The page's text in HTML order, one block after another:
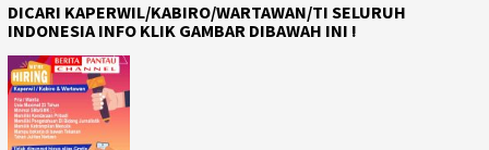
DICARI KAPERWIL/KABIRO/WARTAWAN/TI SELURUH
INDONESIA INFO KLIK GAMBAR DIBAWAH INI !